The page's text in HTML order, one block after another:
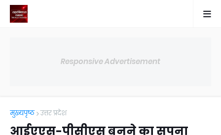
Responsive Advertisement
मुख्यपृष्ठ उत्तर प्रदेश
आईएएस-पीसीएस बनने का सपना